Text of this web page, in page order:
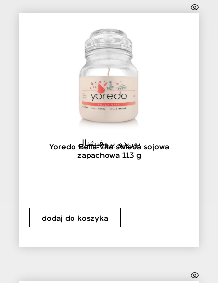
يوريدو بروفيشنال
Yoredo Bella Vita świeca sojowa
zapachowa 113 g
dodaj do koszyka